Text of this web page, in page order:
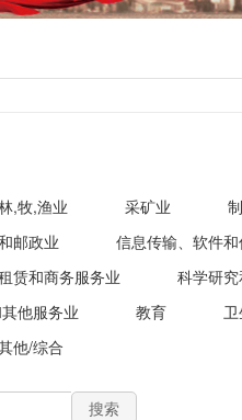
,牧,渔业 采矿业
邮政业
信息传输、软件
赁和商务服务业
科学研
他服务业
教育
他/综合
搜索